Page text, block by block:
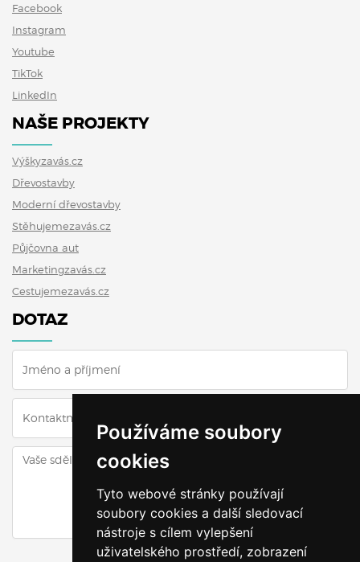
Používáme soubory
cookies
Tyto webové stránky používají
soubory cookies a další sledovací
nástroje s cílem vylepšení
uživatelského prostředí, zobrazení
Facebook
Instagram
Youtube
TikTok
LinkedIn
NAŠE PROJEKTY
Výškyzavás.cz
Dřevostavby
Moderní dřevostavby
Stěhujemezavás.cz
Půjčovna aut
Marketingzavás.cz
Cestujemezavás.cz
DOTAZ
ODESLAT DOTAZ